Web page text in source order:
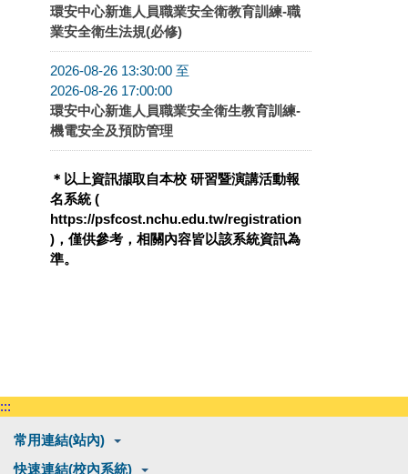
環安中心新進人員職業安全衛教育訓練-職
業安全衛生法規(必修)
2026-08-26 13:30:00 至
2026-08-26 17:00:00
環安中心新進人員職業安全衛生教育訓練-
機電安全及預防管理
＊以上資訊擷取自本校 研習暨演講活動報
名系統(
https://psfcost.nchu.edu.tw/registration
)，僅供參考，相關內容皆以該系統資訊為
準。
:::
常用連結(站內)
快速連結(校內系統)